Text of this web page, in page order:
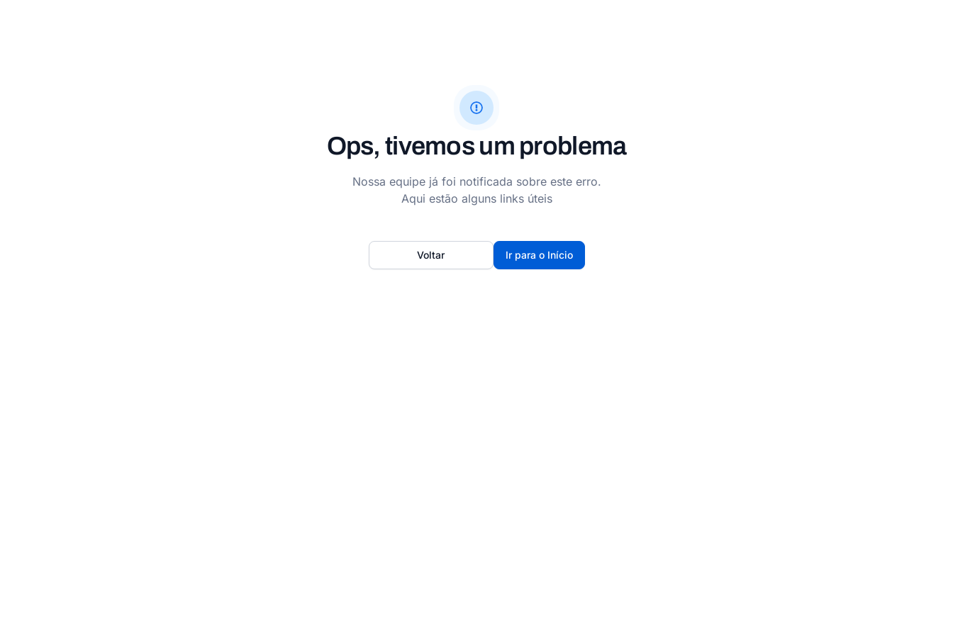
Ops, tivemos um problema
Nossa equipe já foi notificada sobre este erro.
Aqui estão alguns links úteis
Ir para o Início
Voltar